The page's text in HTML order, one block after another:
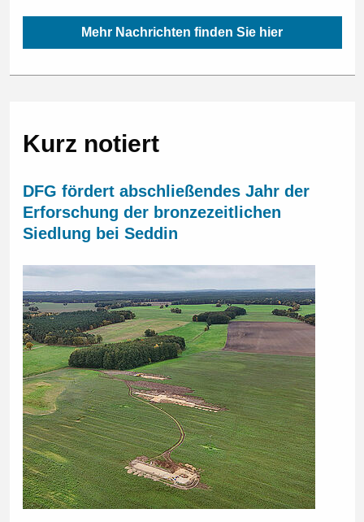
Mehr Nachrichten finden Sie hier
Kurz notiert
DFG fördert abschließendes Jahr der
Erforschung der bronzezeitlichen
Siedlung bei Seddin